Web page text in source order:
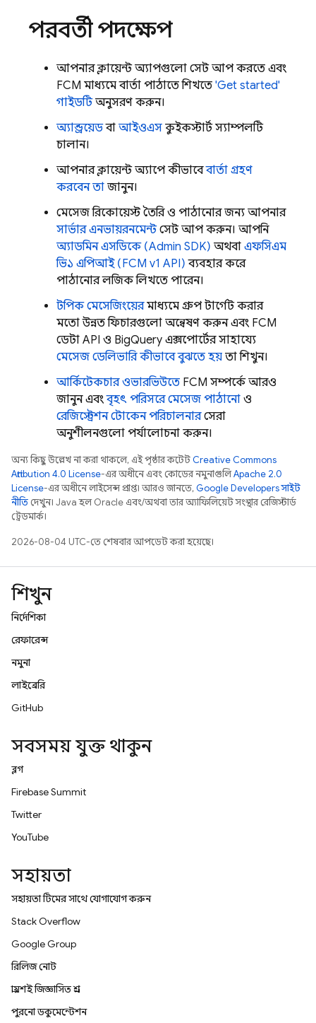
পরবর্তী পদক্ষেপ
আপনার ক্লায়েন্ট অ্যাপগুলো সেট আপ করতে এবং
FCM মাধ্যমে বার্তা পাঠাতে শিখতে 'Get started'
গাইডটিঅনুসরণ করুন।
অ্যান্ড্রয়েডবা আইওএস কুইকস্টার্ট স্যাম্পলটি
চালান।
আপনার ক্লায়েন্ট অ্যাপে কীভাবেবার্তা গ্রহণ
করবেন তা জানুন।
মেসেজ রিকোয়েস্ট তৈরি ও পাঠানোর জন্য আপনার
সার্ভার এনভায়রনমেন্টসেট আপ করুন। আপনি
অ্যাডমিন এসডিকে (Admin SDK) অথবা এফসিএম
ভি১ এপিআই (FCM v1 API) ব্যবহার করে
পাঠানোর লজিক লিখতে পারেন।
টপিক মেসেজিংয়েরমাধ্যমে গ্রুপ টার্গেট করার
মতো উন্নত ফিচারগুলো অন্বেষণ করুন এবং FCM
ডেটা API ও BigQuery এক্সপোর্টের সাহায্যে
মেসেজ ডেলিভারি কীভাবে বুঝতে হয় তা শিখুন।
আর্কিটেকচার ওভারভিউতে FCM সম্পর্কে আরও
জানুন এবংবৃহৎ পরিসরে মেসেজ পাঠানো ও
রেজিস্ট্রেশন টোকেন পরিচালনারসেরা
অনুশীলনগুলো পর্যালোচনা করুন।
অন্য কিছু উল্লেখ না করা থাকলে, এই পৃষ্ঠার কন্টেন্টCreative Commons
Attribution 4.0 License-এর অধীনে এবং কোডের নমুনাগুলিApache 2.0
License-এর অধীনে লাইসেন্স প্রাপ্ত। আরও জানতে,Google Developers সাইট
নীতি দেখুন। Java হল Oracle এবং/অথবা তার অ্যাফিলিয়েট সংস্থার রেজিস্টার্ড
ট্রেডমার্ক।
2026-08-04 UTC-তে শেষবার আপডেট করা হয়েছে।
শিখুন
নির্দেশিকা
রেফারেন্স
নমুনা
লাইব্রেরি
GitHub
সবসময় যুক্ত থাকুন
ব্লগ
Firebase Summit
Twitter
YouTube
সহায়তা
সহায়তা টিমের সাথে যোগাযোগ করুন
Stack Overflow
Google Group
রিলিজ নোট
প্রায়শই জিজ্ঞাসিত প্রশ্ন
পুরনো ডকুমেন্টেশন